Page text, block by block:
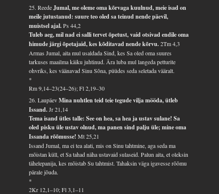
25. ReedeJumal, me oleme oma kõrvaga kuulnud, meie isad on
meile jutustanud: suure teo oled sa teinud nende päevil,
muistsel ajal.Ps 44,2
Tuleb aeg, mil nad ei salli tervet õpetust, vaid otsivad endile oma
himude järgi õpetajaid, kes kõditavad nende kõrvu.2Tm 4,3
Armas Jumal, aita mul usaldada Sind, kes Sa oled oma suures
tarkuses maailma käiku juhtinud. Ära luba mul langeda petturite
ohvriks, kes väänavad Sinu Sõna, püüdes seda seletada vääralt.
*
Rm 9,14–23(24–26); Fl 2,19–30
26. LaupäevMina nuhtlen teid teie tegude vilja mööda, ütleb
Issand.Jr 21,14
Tema isand ütles talle: See on hea, sa hea ja ustav sulane! Sa
oled pisku üle ustav olnud, ma panen sind palju üle; mine oma
Issanda rõõmusse!Mt 25,21
Issand Jumal, ma ei tea alati, mis on Sinu tahtmine, aga seda ma
mõistan küll, et Sa tahad näha ustavaid sulaseid. Palun aita, et oleksin
tähelepanija, kes mõistab Su tahtmist. Tahaksin väga igavesse rõõmu
pärale jõuda.
*
2Kr 12,1–10; Fl 3,1–11